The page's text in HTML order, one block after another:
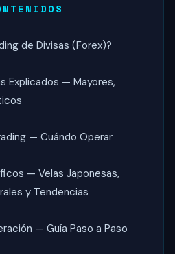
de Divisas (Forex)?
Explicados — Mayores,
— Cuándo Operar
— Velas Japonesas,
y Tendencias
— Guía Paso a Paso